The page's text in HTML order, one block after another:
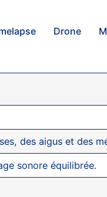
Drone
des aigus et des
sonore équilibrée.